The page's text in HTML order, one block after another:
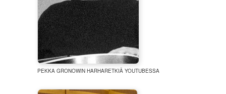
PEKKA GRONOWIN HARHARETKIÄ YOUTUBESSA